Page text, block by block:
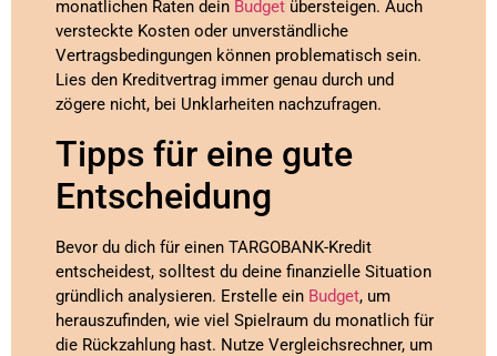
monatlichen Raten dein Budget übersteigen. Auch
versteckte Kosten oder unverständliche
Vertragsbedingungen können problematisch sein.
Lies den Kreditvertrag immer genau durch und
zögere nicht, bei Unklarheiten nachzufragen.
Tipps für eine gute
Entscheidung
Bevor du dich für einen TARGOBANK-Kredit
entscheidest, solltest du deine finanzielle Situation
gründlich analysieren. Erstelle ein Budget, um
herauszufinden, wie viel Spielraum du monatlich für
die Rückzahlung hast. Nutze Vergleichsrechner, um